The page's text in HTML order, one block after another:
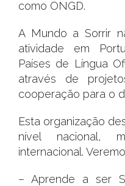
como ONGD.
A Mundo a Sorrir
atividade em
Países de Língua
através de
cooperação para o
Esta organização
nível nacional,
internacional.
– Aprende a ser